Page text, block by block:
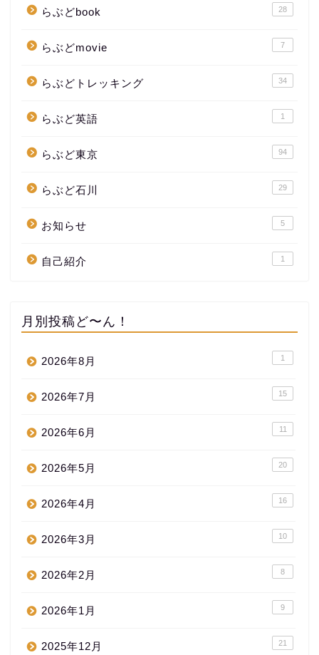
らぶどbook 28
らぶどmovie 7
らぶどトレッキング 34
らぶど英語 1
らぶど東京 94
らぶど石川 29
お知らせ 5
自己紹介 1
月別投稿ど〜ん！
2026年8月 1
2026年7月 15
2026年6月 11
2026年5月 20
2026年4月 16
2026年3月 10
2026年2月 8
2026年1月 9
2025年12月 21